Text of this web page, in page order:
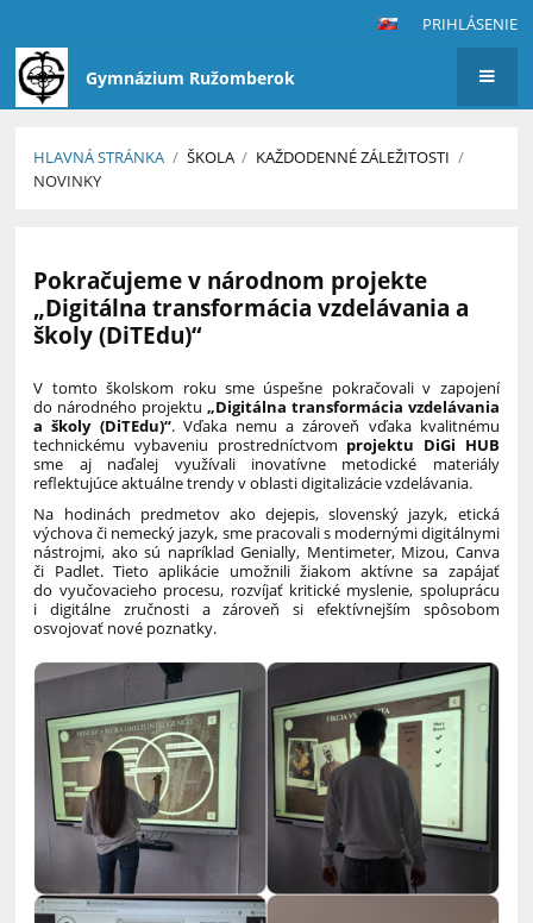
PRIHLÁSENIE
Gymnázium Ružomberok
HLAVNÁ STRÁNKA / ŠKOLA / KAŽDODENNÉ ZÁLEŽITOSTI /
NOVINKY
Pokračujeme v národnom projekte
„Digitálna transformácia vzdelávania a
školy (DiTEdu)“
V tomto školskom roku sme úspešne pokračovali v zapojení
do národného projektu „Digitálna transformácia vzdelávania
a školy (DiTEdu)“. Vďaka nemu a zároveň vďaka kvalitnému
technickému vybaveniu prostredníctvom projektu DiGi HUB
sme aj naďalej využívali inovatívne metodické materiály
reflektujúce aktuálne trendy v oblasti digitalizácie vzdelávania.
Na hodinách predmetov ako dejepis, slovenský jazyk, etická
výchova či nemecký jazyk, sme pracovali s modernými digitálnymi
nástrojmi, ako sú napríklad Genially, Mentimeter, Mizou, Canva
či Padlet. Tieto aplikácie umožnili žiakom aktívne sa zapájať
do vyučovacieho procesu, rozvíjať kritické myslenie, spoluprácu
i digitálne zručnosti a zároveň si efektívnejším spôsobom
osvojovať nové poznatky.